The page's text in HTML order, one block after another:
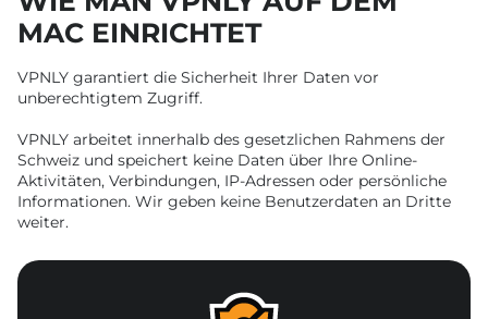
MAC EINRICHTET
VPNLY garantiert die Sicherheit Ihrer Daten vor
unberechtigtem Zugriff.
VPNLY arbeitet innerhalb des gesetzlichen Rahmens der
Schweiz und speichert keine Daten über Ihre Online-
Aktivitäten, Verbindungen, IP-Adressen oder persönliche
Informationen. Wir geben keine Benutzerdaten an Dritte
weiter.